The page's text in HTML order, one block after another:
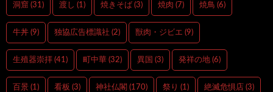
洞窟 (31) 渡し (1) 焼きそば (3) 焼肉 (7) 焼鳥 (6)
牛丼 (9) 独協広告標識社 (2) 獣肉・ジビエ (9)
生殖器崇拝 (41) 町中華 (32) 異国 (3) 発祥の地 (6)
百景 (1) 看板 (3) 神社仏閣 (170) 祭り (1) 絶滅危惧店 (3)